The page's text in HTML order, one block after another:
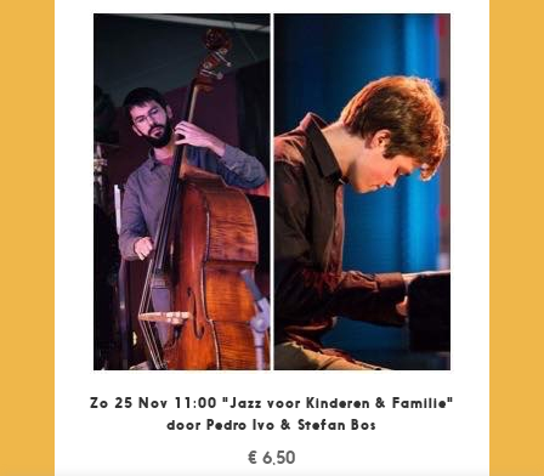
Zo 25 Nov 11:00 "Jazz voor Kinderen & Familie"
door Pedro Ivo & Stefan Bos
€ 6,50